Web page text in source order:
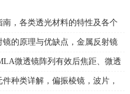
，各类透光材料的特性及各个
的原理与优缺点，金属反射镜
微透镜阵列有效后焦距、微透
种类详解，偏振棱镜，波片，